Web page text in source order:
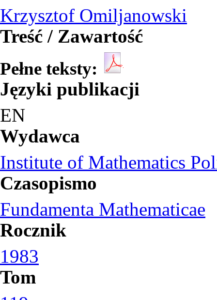
Krzysztof Omiljanowski
Treść / Zawartość
Pełne teksty:
Języki publikacji
EN
Wydawca
Institute of Mathematics
Czasopismo
Fundamenta Mathematicae
Rocznik
1983
Tom